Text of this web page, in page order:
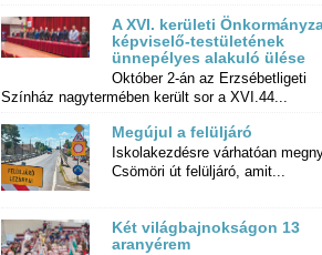
A XVI. kerületi
képviselő-
ünnepélyes alakuló ülése
Október 2-án az Erzsébetligeti
Színház nagytermében került sor a XVI.44...
Megújul a felüljáró
Iskolakezdésre várhatóan
Csömöri út felüljáró, amit...
Két világ­bajnok­ságon 13
aranyérem